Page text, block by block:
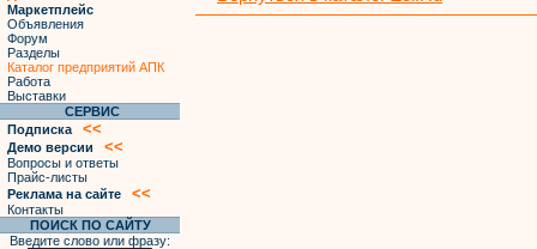
Маркетплейс
Объявления
Форум
Разделы
Каталог предприятий АПК
Работа
Выставки
СЕРВИС
Подписка
<<
Демо версии <<
Вопросы и ответы
Прайс-листы
Реклама на сайте
<<
Контакты
ПОИСК ПО САЙТУ
Введите слово или фразу: